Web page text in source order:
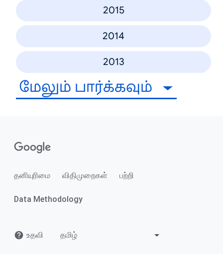
2015
2014
2013
மேலும் பார்க்கவும்
தனியுரிமை விதிமுறைகள் பற்றி
Data Methodology
உதவி